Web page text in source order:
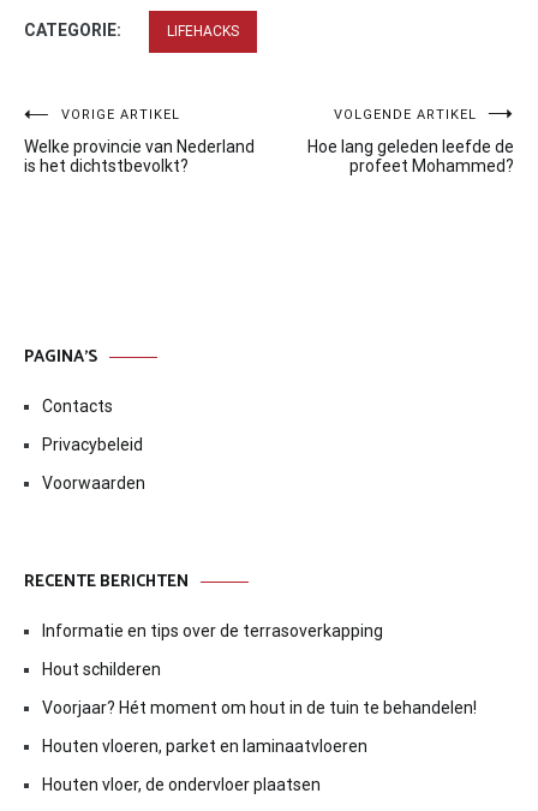
CATEGORIE: LIFEHACKS
Bericht
navigatie
VORIGE ARTIKEL
Welke provincie van Nederland
is het dichtstbevolkt?
VOLGENDE ARTIKEL
Hoe lang geleden leefde de
profeet Mohammed?
PAGINA’S
Contacts
Privacybeleid
Voorwaarden
RECENTE BERICHTEN
Informatie en tips over de terrasoverkapping
Hout schilderen
Voorjaar? Hét moment om hout in de tuin te behandelen!
Houten vloeren, parket en laminaatvloeren
Houten vloer, de ondervloer plaatsen